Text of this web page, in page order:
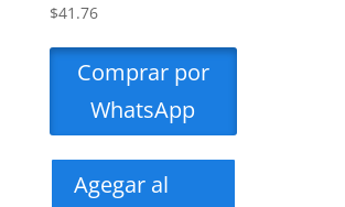
$41.76
Comprar por
WhatsApp
Agegar al